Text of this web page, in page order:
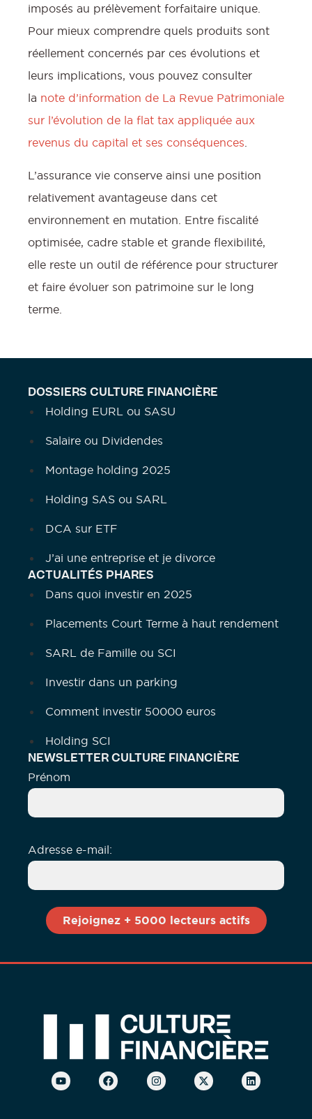
imposés au prélèvement forfaitaire unique.
Pour mieux comprendre quels produits sont
réellement concernés par ces évolutions et
leurs implications, vous pouvez consulter
la note d’information de La Revue Patrimoniale
sur l’évolution de la flat tax appliquée aux
revenus du capital et ses conséquences.
L’assurance vie conserve ainsi une position
relativement avantageuse dans cet
environnement en mutation. Entre fiscalité
optimisée, cadre stable et grande flexibilité,
elle reste un outil de référence pour structurer
et faire évoluer son patrimoine sur le long
terme.
DOSSIERS CULTURE FINANCIÈRE
Holding EURL ou SASU
Salaire ou Dividendes
Montage holding 2025
Holding SAS ou SARL
DCA sur ETF
J’ai une entreprise et je divorce
ACTUALITÉS PHARES
Dans quoi investir en 2025
Placements Court Terme à haut rendement
SARL de Famille ou SCI
Investir dans un parking
Comment investir 50000 euros
Holding SCI
NEWSLETTER CULTURE FINANCIÈRE
Prénom
Adresse e-mail: